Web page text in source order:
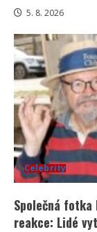
5. 8. 2026
Celebrity
Společná fotka
reakce: Lidé